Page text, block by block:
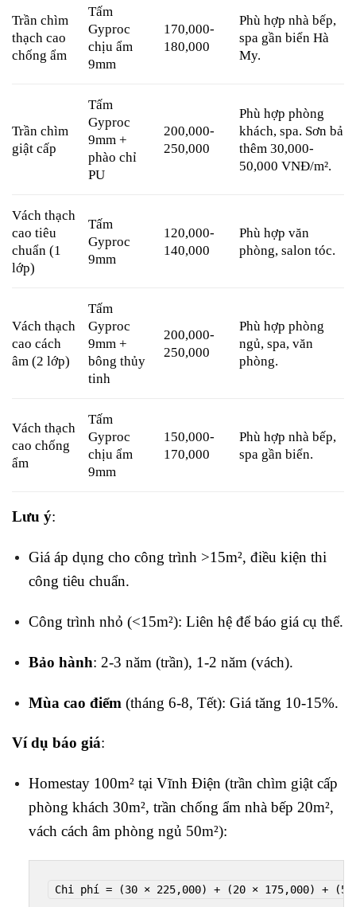
Trần chìm
thạch cao
chống ẩm
Tấm
Gyproc
chịu ẩm
9mm
170,000-
180,000
Phù hợp nhà bếp,
spa gần biển Hà
My.
Trần chìm
giật cấp
Tấm
Gyproc
9mm +
phào chỉ
PU
200,000-
250,000
Phù hợp phòng
khách, spa. Sơn bả
thêm 30,000-
50,000 VNĐ/m².
Vách thạch
cao tiêu
chuẩn (1
lớp)
Tấm
Gyproc
9mm
120,000-
140,000
Phù hợp văn
phòng, salon tóc.
Vách thạch
cao cách
âm (2 lớp)
Tấm
Gyproc
9mm +
bông thủy
tinh
200,000-
250,000
Phù hợp phòng
ngủ, spa, văn
phòng.
Vách thạch
cao chống
ẩm
Tấm
Gyproc
chịu ẩm
9mm
150,000-
170,000
Phù hợp nhà bếp,
spa gần biển.
Lưu ý:
Giá áp dụng cho công trình >15m², điều kiện thi
công tiêu chuẩn.
Công trình nhỏ (<15m²): Liên hệ để báo giá cụ thể.
Bảo hành: 2-3 năm (trần), 1-2 năm (vách).
Mùa cao điểm (tháng 6-8, Tết): Giá tăng 10-15%.
Ví dụ báo giá:
Homestay 100m² tại Vĩnh Điện (trần chìm giật cấp
phòng khách 30m², trần chống ẩm nhà bếp 20m²,
vách cách âm phòng ngủ 50m²):
Chi phí = (30 × 225,000) + (20 × 175,000) + (50